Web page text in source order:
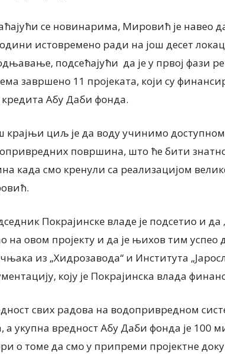
се новинарима, Мировић је навео
истовремено ради на још десет
подсећајући да је у првој фази
завршено 11 пројеката, који су
Абу Даби фонда.
крајњи циљ је да воду учинимо
површина, што ће бити
када смо кренули са реализацијом
Покрајинске владе је подсетио и
на овом пројекту и да је њихов тим
из „Хидрозавода“ и Института
коју је Покрајинска влада
свих радова на водопривредном
а укупна вредност Абу Даби фонда је 100
о томе да смо у припреми пројектне